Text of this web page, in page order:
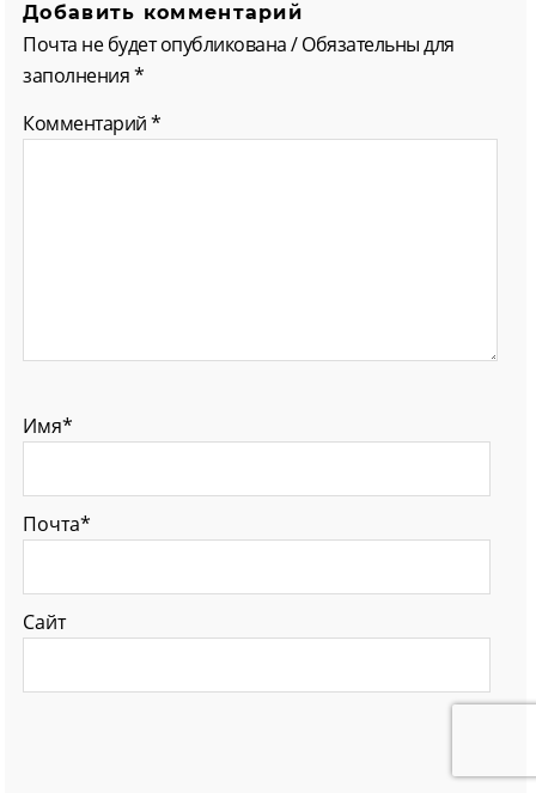
Добавить комментарий
Почта не будет опубликована / Обязательны для
заполнения *
Комментарий*
Имя*
Почта*
Сайт